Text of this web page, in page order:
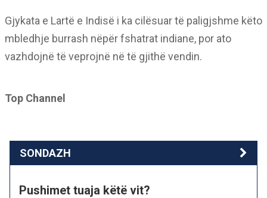
Gjykata e Lartë e Indisë i ka cilësuar të paligjshme këto
mbledhje burrash nëpër fshatrat indiane, por ato
vazhdojnë të veprojnë në të gjithë vendin.
Top Channel
SONDAZH
Pushimet tuaja këtë vit?